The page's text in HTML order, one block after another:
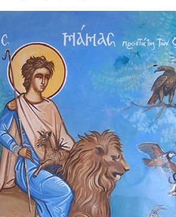
Как найти своё место в
Кирилл Мурышев